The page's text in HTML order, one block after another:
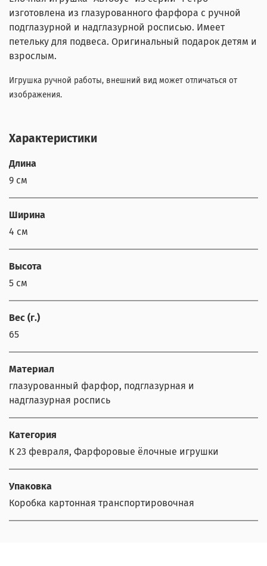
изготовлена из глазурованного фарфора с ручной
подглазурной и надглазурной росписью. Имеет
петельку для подвеса. Оригинальный подарок детям и
взрослым.
Игрушка ручной работы, внешний вид может отличаться от
изображения.
Характеристики
Длина
9 см
Ширина
4 см
Высота
5 см
Вес (г.)
65
Материал
глазурованный фарфор, подглазурная и
надглазурная роспись
Категория
К 23 февраля, Фарфоровые ёлочные игрушки
Упаковка
Коробка картонная транспортировочная